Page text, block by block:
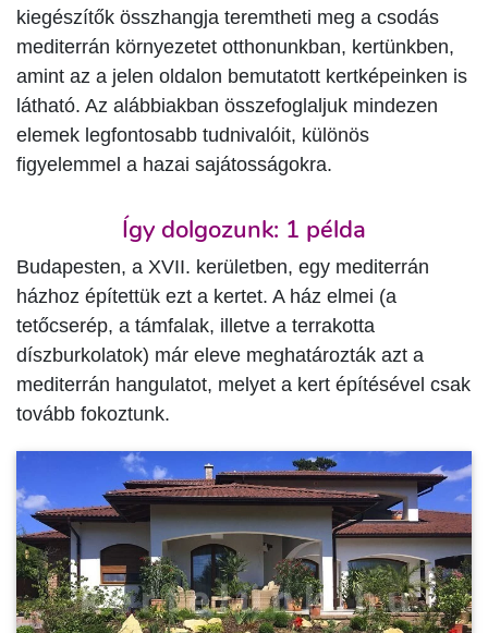
kiegészítők összhangja teremtheti meg a csodás
mediterrán környezetet otthonunkban, kertünkben,
amint az a jelen oldalon bemutatott kertképeinken is
látható. Az alábbiakban összefoglaljuk mindezen
elemek legfontosabb tudnivalóit, különös
figyelemmel a hazai sajátosságokra.
Így dolgozunk: 1 példa
Budapesten, a XVII. kerületben, egy mediterrán
házhoz építettük ezt a kertet. A ház elmei (a
tetőcserép, a támfalak, illetve a terrakotta
díszburkolatok) már eleve meghatározták azt a
mediterrán hangulatot, melyet a kert építésével csak
tovább fokoztunk.